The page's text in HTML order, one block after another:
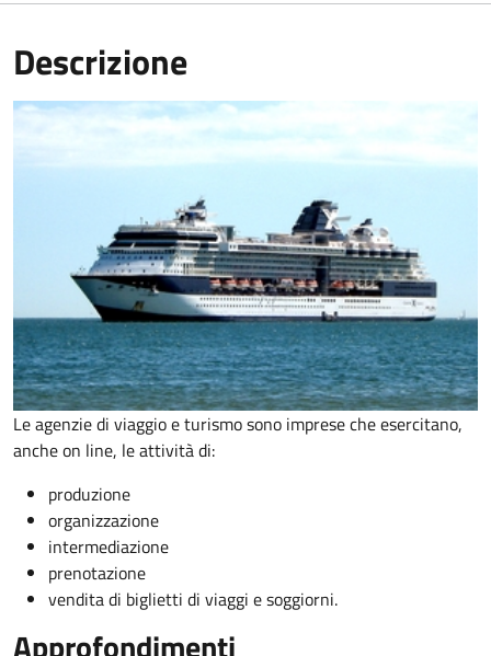
Descrizione
Le agenzie di viaggio e turismo sono imprese che esercitano,
anche on line, le attività di:
produzione
organizzazione
intermediazione
prenotazione
vendita di biglietti di viaggi e soggiorni.
Approfondimenti